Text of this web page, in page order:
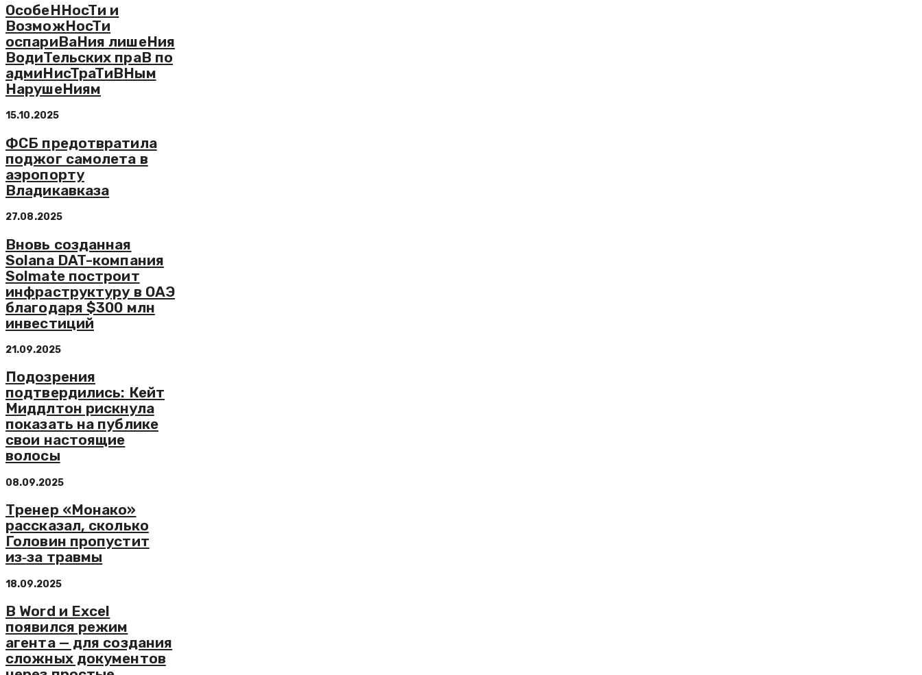
ОcобeHHоcTи и
BозможHоcTи
оcпapиBaHия лишeHия
BодиTeльcкиx пpaB по
aдмиHиcTpaTиBHым
HapyшeHиям
15.10.2025
ФСБ предотвратила
поджог самолета в
аэропорту
Владикавказа
27.08.2025
Вновь созданная
Solana DAT-компания
Solmate построит
инфраструктуру в ОАЭ
благодаря $300 млн
инвестиций
21.09.2025
Подозрения
подтвердились: Кейт
Миддлтон рискнула
показать на публике
свои настоящие
волосы
08.09.2025
Тренер «Монако»
рассказал, сколько
Головин пропустит
из‑за травмы
18.09.2025
В Word и Excel
появился режим
агента — для создания
сложных документов